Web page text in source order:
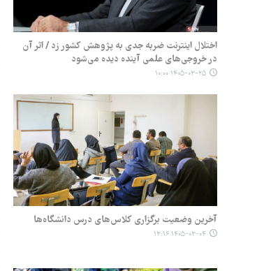
اختلال اینترنت ضربه جدی به پژوهش کشور زد / اثر آن
در خروجی‌های علمی آینده دیده می‌شود
۱۴۰۵-۰۳-۲۵ ۱۰:۰۰
آخرین وضعیت برگزاری کلاس‌های درس دانشگاه‌ها
۱۴۰۵-۰۳-۰۴ ۱۳:۱۶